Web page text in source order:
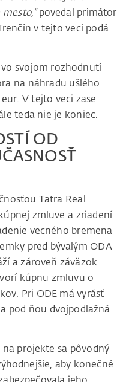
povedal primátor
v tejto veci podá
vo svojom rozhodnutí
na náhradu ušlého
V tejto veci zase
teda nie je koniec.
OD
Tatra Real
zmluve a zriadení
vecného bremena
pred bývalým ODA
a zároveň záväzok
kúpnu zmluvu o
Pri ODE má vyrásť
pod ňou dvojpodlažná
projekte sa pôvodný
aby konečné